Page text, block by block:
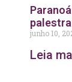
palestra
junho 10,
Leia